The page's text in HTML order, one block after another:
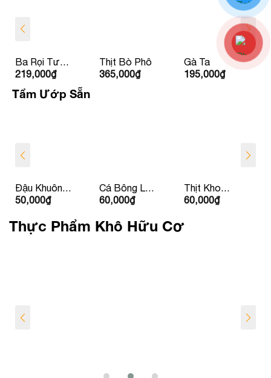
Ba Rọi Tươi
Ít Béo Babi
HAGL
219,000₫
Thịt Bò Phô
365,000₫
Gà Ta
195,000₫
Tẩm Ướp Sẵn
Đậu Khuôn
Nhồi Thịt
50,000₫
Cá Bông Lau
Kho Tộ
60,000₫
Thịt Kho
Dưa
60,000₫
Thực Phẩm Khô Hữu Cơ